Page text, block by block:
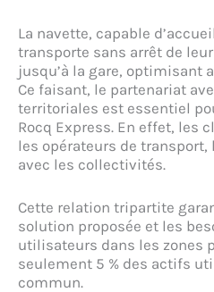
La navette, capable
transporte sans arrêt de
jusqu’à la gare, optimisant
Ce faisant, le partenariat
territoriales est essentiel
Rocq Express. En effet, les
les opérateurs de
avec les collectivités.
Cette relation tripartite
solution proposée et les
utilisateurs dans les zones
seulement 5 % des actifs
commun.